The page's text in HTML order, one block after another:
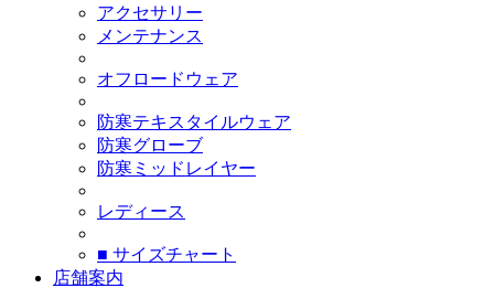
アクセサリー
メンテナンス
オフロードウェア
防寒テキスタイルウェア
防寒グローブ
防寒ミッドレイヤー
レディース
■ サイズチャート
店舗案内